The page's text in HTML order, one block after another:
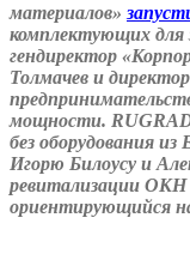
материалов»
комплектующих для
гендиректор
Толмачев и
мощности.
без оборудования
Игорю Билоусу и
ревитализации ОКН
ориентирующийся